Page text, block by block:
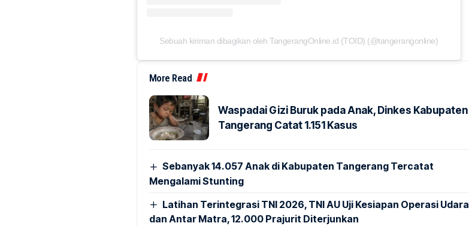
Sebuah kiriman dibagikan oleh TangerangOnline.id (TOID) (@tangerangonline)
More Read
Waspadai Gizi Buruk pada Anak, Dinkes Kabupaten
Tangerang Catat 1.151 Kasus
Sebanyak 14.057 Anak di Kabupaten Tangerang Tercatat
Mengalami Stunting
Latihan Terintegrasi TNI 2026, TNI AU Uji Kesiapan Operasi Udara
dan Antar Matra, 12.000 Prajurit Diterjunkan